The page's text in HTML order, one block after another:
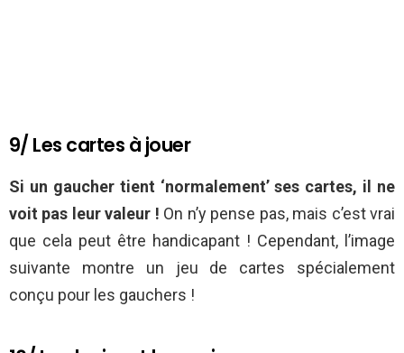
9/ Les cartes à jouer
Si un gaucher tient ‘normalement’ ses cartes, il ne
voit pas leur valeur ! On n’y pense pas, mais c’est vrai
que cela peut être handicapant ! Cependant, l’image
suivante montre un jeu de cartes spécialement
conçu pour les gauchers !